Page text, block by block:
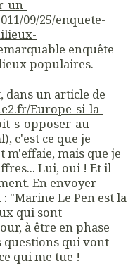
un-
09/25/enquete-
enquête
populaires.
dans un article de
Europe-si-la-
s-opposer-au-
), c'est ce que je
m'effaie, mais que je
Lui, oui ! Et il
En envoyer
"Marine Le Pen est la
qui sont
à être en phase
questions qui vont
qui me tue !